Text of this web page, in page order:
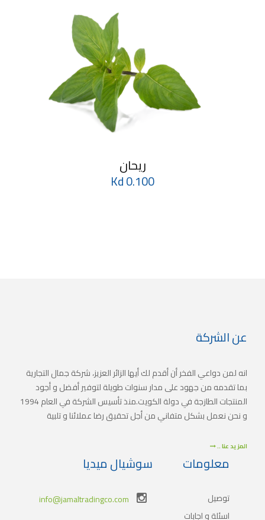
ريحان
0.100 Kd
عن الشركة
انه لمن دواعي الفخر أن أقدم لك أيها الزائر العزيز، شركة جمال التجارية
بما تقدمه من جهود على مدار سنوات طويلة لتوفير أفضل و أجود
المنتجات الطازجة في دولة الكويت.منذ تأسيس الشركة في العام 1994
و نحن نعمل بشكل متفاني من أجل تحقيق رضا عملائنا و تلبية
لتوسيع نطاق الخدمات لتلبية الطلب المتزايد على المنتجات الطازجة و
المواد الغذائية في جميع مناطق الدولة.
المزيد عنا ..
معلومات
توصيل
اسئلة و اجابات
سوشيال ميديا
info@jamaltradingco.com